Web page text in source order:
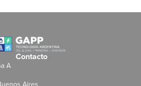
Contacto
A